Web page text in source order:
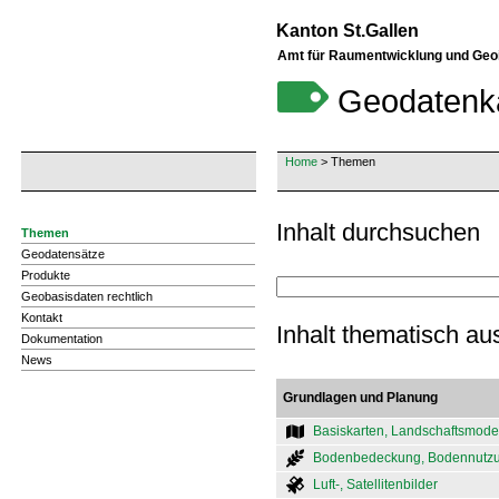
Kanton St.Gallen
Amt für Raumentwicklung und
Home > Themen
Themen
Geodatensätze
Produkte
Geobasisdaten rechtlich
Kontakt
Dokumentation
News
Inhalt durchsuchen
Inhalt thematisch
Grundlagen und Planung
Basiskarten,
Bodenbedeckung,
Luft-, Satellitenbilder